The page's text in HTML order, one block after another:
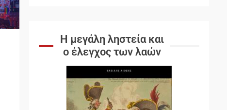
Η μεγάλη ληστεία και
ο έλεγχος των λαών